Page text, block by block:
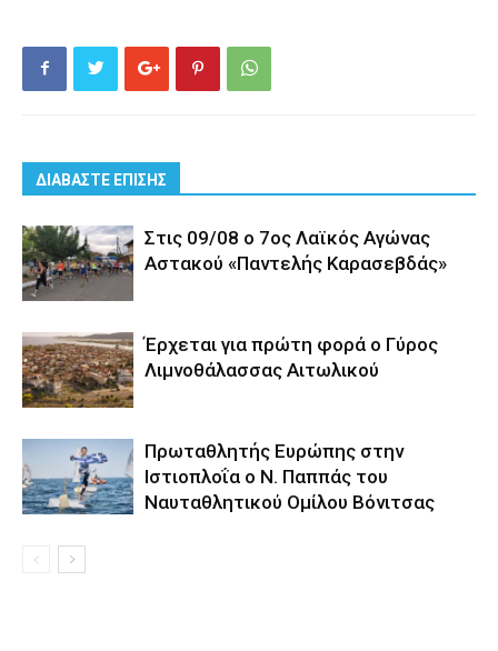
ΔΙΑΒΑΣΤΕ ΕΠΙΣΗΣ
Στις 09/08 ο 7ος Λαϊκός Αγώνας
Αστακού «Παντελής Καρασεβδάς»
Έρχεται για πρώτη φορά ο Γύρος
Λιμνοθάλασσας Αιτωλικού
Πρωταθλητής Ευρώπης στην
Ιστιοπλοΐα ο Ν. Παππάς του
Ναυταθλητικού Ομίλου Βόνιτσας